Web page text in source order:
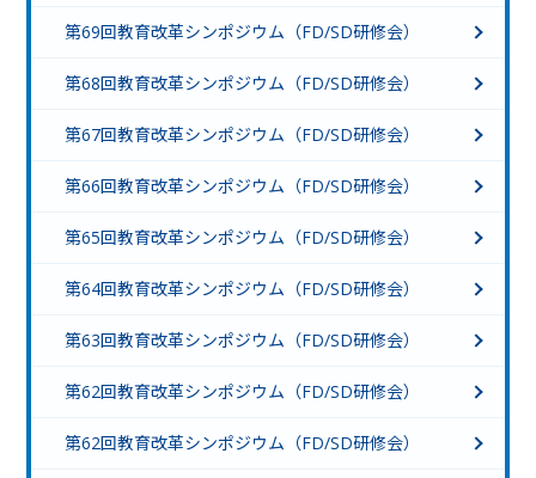
第69回教育改革シンポジウム（FD/SD研修会）
第68回教育改革シンポジウム（FD/SD研修会）
第67回教育改革シンポジウム（FD/SD研修会）
第66回教育改革シンポジウム（FD/SD研修会）
第65回教育改革シンポジウム（FD/SD研修会）
第64回教育改革シンポジウム（FD/SD研修会）
第63回教育改革シンポジウム（FD/SD研修会）
第62回教育改革シンポジウム（FD/SD研修会）
第62回教育改革シンポジウム（FD/SD研修会）